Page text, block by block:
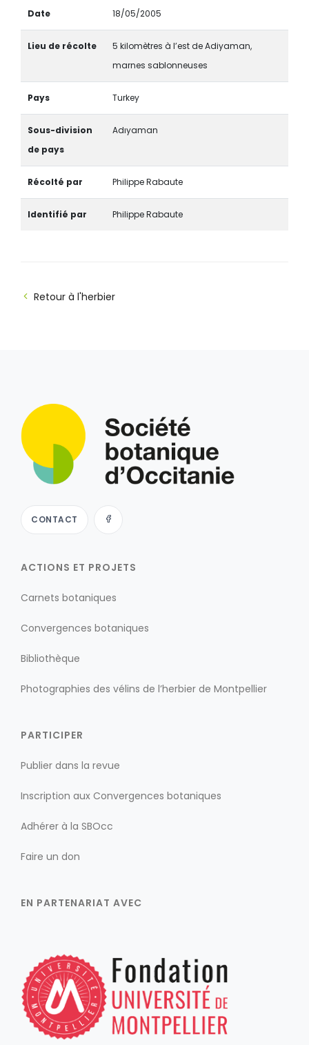
Date 18/05/2005
Lieu de récolte
5 kilomètres à l’est de Adiyaman,
marnes sablonneuses
Pays Turkey
Sous-division
de pays
Adıyaman
Récolté par Philippe Rabaute
Identifié par Philippe Rabaute
Retour à l'herbier
CONTACT
ACTIONS ET PROJETS
Carnets botaniques
Convergences botaniques
Bibliothèque
Photographies des vélins de l’herbier de Montpellier
PARTICIPER
Publier dans la revue
Inscription aux Convergences botaniques
Adhérer à la SBOcc
Faire un don
EN PARTENARIAT AVEC